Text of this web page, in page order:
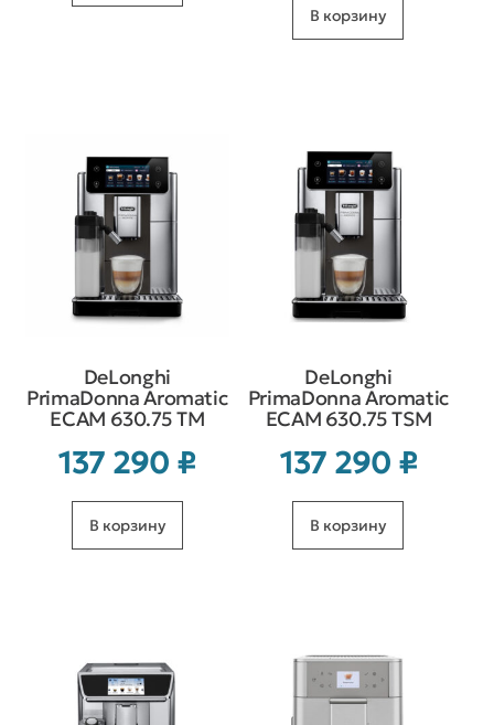
В корзину
DeLonghi
PrimaDonna Aromatic
ECAM 630.75 TM
137 290 ₽
В корзину
DeLonghi
PrimaDonna Aromatic
ECAM 630.75 TSM
137 290 ₽
В корзину